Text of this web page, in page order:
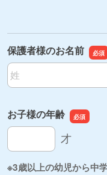
保護者様のお名前
名前の姓
お子様の年齢
お子様の年齢才
※3歳以上の幼児から中